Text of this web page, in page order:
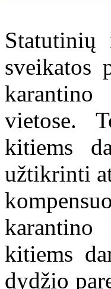
sveikatos
vietose.
kitiems
užtikrinti
karantino
kitiems
dydžio